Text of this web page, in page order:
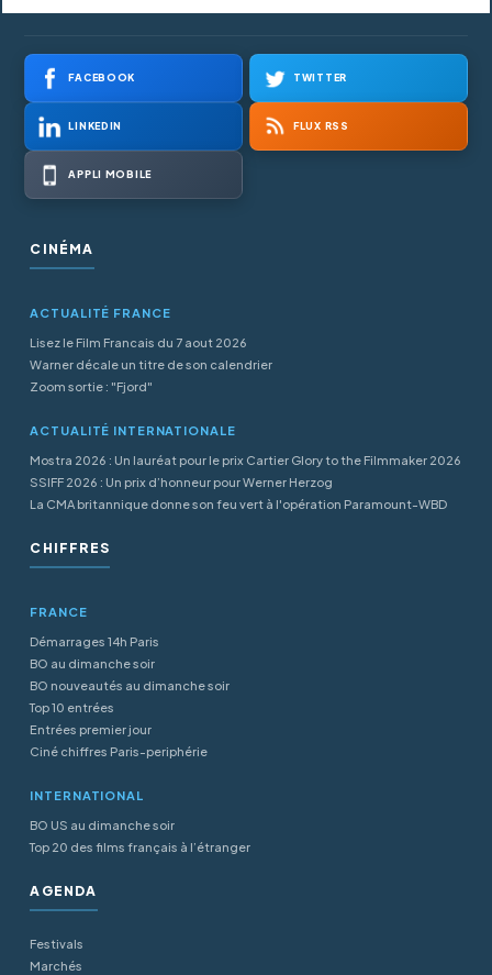
FACEBOOK TWITTER
LINKEDIN FLUX RSS
APPLI MOBILE
CINÉMA
ACTUALITÉ FRANCE
Lisez le Film Francais du 7 aout 2026
Warner décale un titre de son calendrier
Zoom sortie : "Fjord"
ACTUALITÉ INTERNATIONALE
Mostra 2026 : Un lauréat pour le prix Cartier Glory to the Filmmaker 2026
SSIFF 2026 : Un prix d’honneur pour Werner Herzog
La CMA britannique donne son feu vert à l'opération Paramount-WBD
CHIFFRES
FRANCE
Démarrages 14h Paris
BO au dimanche soir
BO nouveautés au dimanche soir
Top 10 entrées
Entrées premier jour
Ciné chiffres Paris-periphérie
INTERNATIONAL
BO US au dimanche soir
Top 20 des films français à l’étranger
AGENDA
Festivals
Marchés